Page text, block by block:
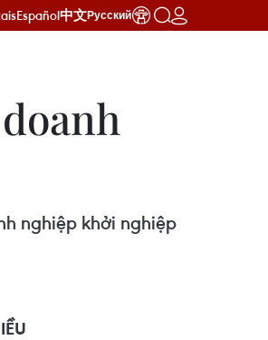
Español中文Русский
nghiệp khởi nghiệp